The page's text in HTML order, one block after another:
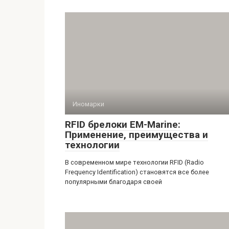
Иномарки
RFID брелоки EM-Marine:
Применение, преимущества и
технологии
В современном мире технологии RFID (Radio
Frequency Identification) становятся все более
популярными благодаря своей